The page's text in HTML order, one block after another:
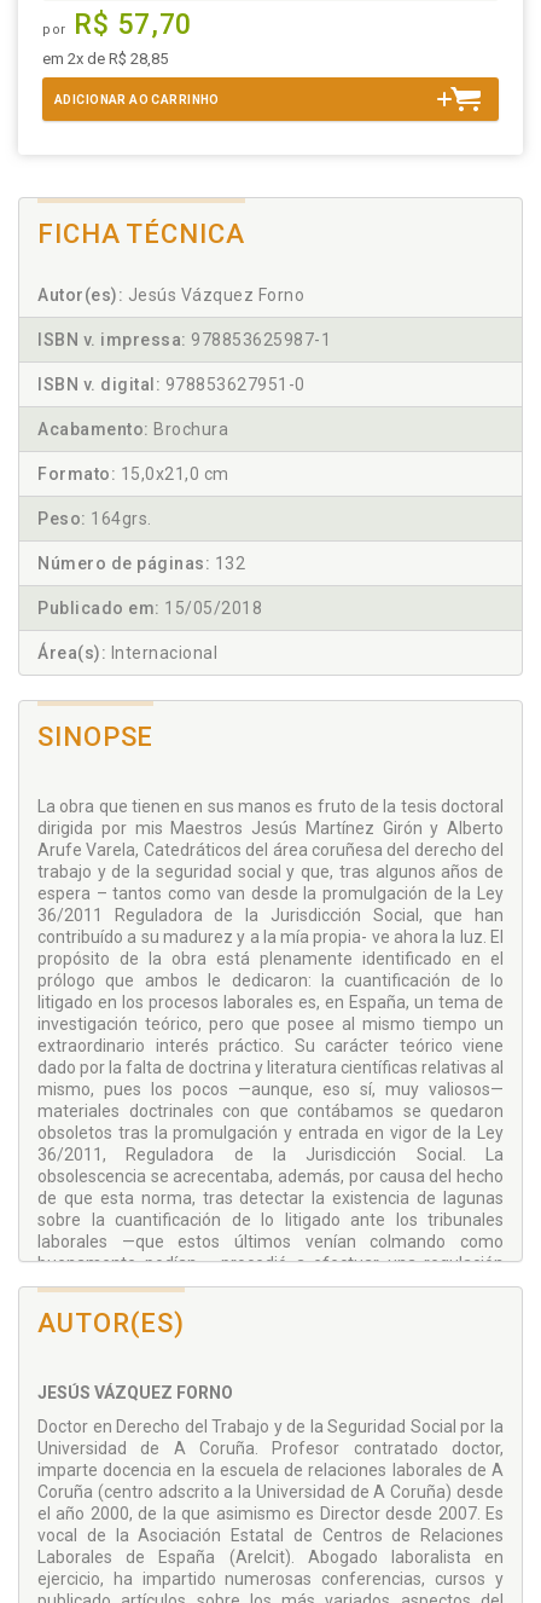
por R$ 57,70
em 2x de R$ 28,85
ADICIONAR AO CARRINHO
FICHA TÉCNICA
Autor(es): Jesús Vázquez Forno
ISBN v. impressa: 978853625987-1
ISBN v. digital: 978853627951-0
Acabamento: Brochura
Formato: 15,0x21,0 cm
Peso: 164grs.
Número de páginas: 132
Publicado em: 15/05/2018
Área(s): Internacional
SINOPSE
La obra que tienen en sus manos es fruto de la tesis doctoral
dirigida por mis Maestros Jesús Martínez Girón y Alberto
Arufe Varela, Catedráticos del área coruñesa del derecho del
trabajo y de la seguridad social y que, tras algunos años de
espera – tantos como van desde la promulgación de la Ley
36/2011 Reguladora de la Jurisdicción Social, que han
contribuído a su madurez y a la mía propia- ve ahora la luz. El
propósito de la obra está plenamente identificado en el
prólogo que ambos le dedicaron: la cuantificación de lo
litigado en los procesos laborales es, en España, un tema de
investigación teórico, pero que posee al mismo tiempo un
extraordinario interés práctico. Su carácter teórico viene
dado por la falta de doctrina y literatura científicas relativas al
mismo, pues los pocos —aunque, eso sí, muy valiosos—
materiales doctrinales con que contábamos se quedaron
obsoletos tras la promulgación y entrada en vigor de la Ley
36/2011, Reguladora de la Jurisdicción Social. La
obsolescencia se acrecentaba, además, por causa del hecho
de que esta norma, tras detectar la existencia de lagunas
sobre la cuantificación de lo litigado ante los tribunales
laborales —que estos últimos venían colmando como
buenamente podían—, procedió a efectuar una regulación
novedosa del asunto, que estaba pidiendo a gritos una
reflexión teórica. Y acerca de su interés práctico, baste
indicar que todos los profesionales del foro —graduados
social de la jurisdicción— tienen que enfrentarse día a día,
desde que entró en vigor la Ley recién mencionada, con
problemas de cuantificación de lo litigado, a cuya clarificación
y solución se orienta esta obra.
A mi juicio enLa cuantificación de lo litigado en los procesos
laboralespodrán encontrar aspectos casi olvidados de la
historia de nuestro derecho procesal del trabajo, explorar el
iuscomparativismo –en el cual se haya especializada el área
coruñesa del área del derecho del trabajo y de la seguridad
AUTOR(ES)
JESÚS VÁZQUEZ FORNO
Doctor en Derecho del Trabajo y de la Seguridad Social por la
Universidad de A Coruña. Profesor contratado doctor,
imparte docencia en la escuela de relaciones laborales de A
Coruña (centro adscrito a la Universidad de A Coruña) desde
el año 2000, de la que asimismo es Director desde 2007. Es
vocal de la Asociación Estatal de Centros de Relaciones
Laborales de España (Arelcit). Abogado laboralista en
ejercicio, ha impartido numerosas conferencias, cursos y